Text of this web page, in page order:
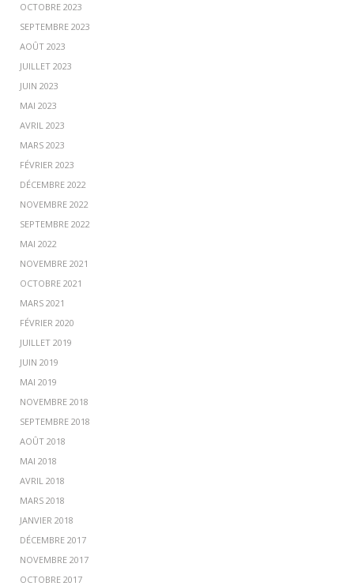
OCTOBRE 2023
SEPTEMBRE 2023
AOÛT 2023
JUILLET 2023
JUIN 2023
MAI 2023
AVRIL 2023
MARS 2023
FÉVRIER 2023
DÉCEMBRE 2022
NOVEMBRE 2022
SEPTEMBRE 2022
MAI 2022
NOVEMBRE 2021
OCTOBRE 2021
MARS 2021
FÉVRIER 2020
JUILLET 2019
JUIN 2019
MAI 2019
NOVEMBRE 2018
SEPTEMBRE 2018
AOÛT 2018
MAI 2018
AVRIL 2018
MARS 2018
JANVIER 2018
DÉCEMBRE 2017
NOVEMBRE 2017
OCTOBRE 2017